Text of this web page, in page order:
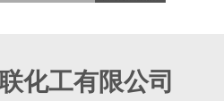
化工有限公司